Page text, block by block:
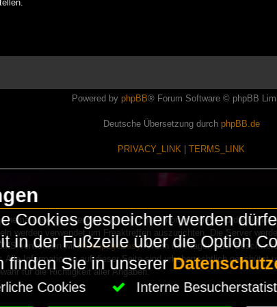
Powered by phpBB® Forum Software © phpBB
Deutsche Übersetzung durch phpBB.de
PRIVACY_LINK TERMS_LINK
Lasershowtechnik. Wir sind nicht kommerziell und die
werden verwendet um Freaktreffen auszurichten. Die Server
verwenden wirHomepageEasy. Wenn Ihr Fragen oder
Informationen auf dieser Seite sind urheberrechtlich geschützt
für die Richtigkeit aller Angaben.
Cookies gespeichert werden
in der Fußzeile über die Option
finden Sie in unserer
Cookies Interne